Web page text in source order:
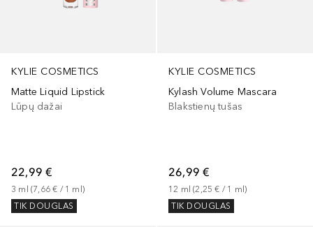
KYLIE COSMETICS
Matte Liquid Lipstick
Lūpų dažai
22,99 €
3 ml (7,66 € / 1 ml )
TIK DOUGLAS
KYLIE COSMETICS
Kylash Volume Mascara
Blakstienų tušas
26,99 €
12 ml (2,25 € / 1 ml)
TIK DOUGLAS
+3